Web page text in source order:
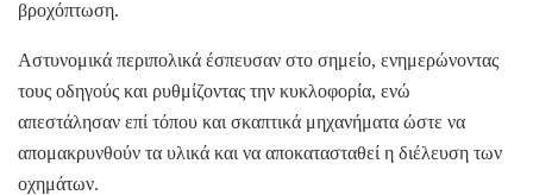
βροχόπτωση.
Αστυνομικά περιπολικά έσπευσαν στο σημείο, ενημερώνοντας
τους οδηγούς και ρυθμίζοντας την κυκλοφορία, ενώ
απεστάλησαν επί τόπου και σκαπτικά μηχανήματα ώστε να
απομακρυνθούν τα υλικά και να αποκατασταθεί η διέλευση των
οχημάτων.